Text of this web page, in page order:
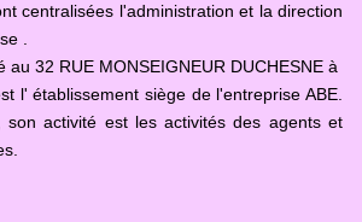
centralisées l'administration et la direction
.
au 32 RUE MONSEIGNEUR DUCHESNE à
l' établissement siège de l'entreprise ABE.
son activité est les activités des agents et